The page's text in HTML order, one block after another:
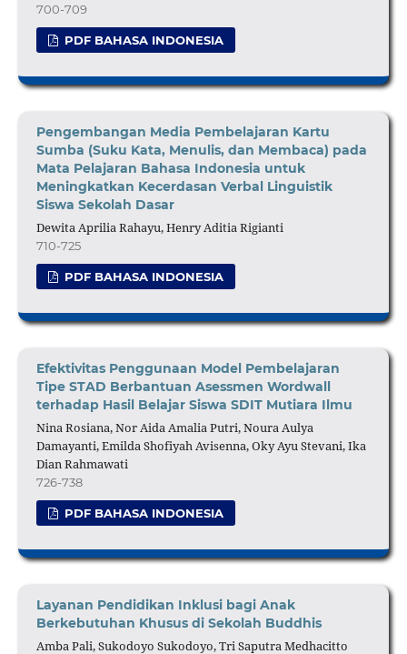
700-709
PDF BAHASA INDONESIA
Pengembangan Media Pembelajaran Kartu
Sumba (Suku Kata, Menulis, dan Membaca) pada
Mata Pelajaran Bahasa Indonesia untuk
Meningkatkan Kecerdasan Verbal Linguistik
Siswa Sekolah Dasar
Dewita Aprilia Rahayu, Henry Aditia Rigianti
710-725
PDF BAHASA INDONESIA
Efektivitas Penggunaan Model Pembelajaran
Tipe STAD Berbantuan Asessmen Wordwall
terhadap Hasil Belajar Siswa SDIT Mutiara Ilmu
Nina Rosiana, Nor Aida Amalia Putri, Noura Aulya
Damayanti, Emilda Shofiyah Avisenna, Oky Ayu Stevani, Ika
Dian Rahmawati
726-738
PDF BAHASA INDONESIA
Layanan Pendidikan Inklusi bagi Anak
Berkebutuhan Khusus di Sekolah Buddhis
Amba Pali, Sukodoyo Sukodoyo, Tri Saputra Medhacitto